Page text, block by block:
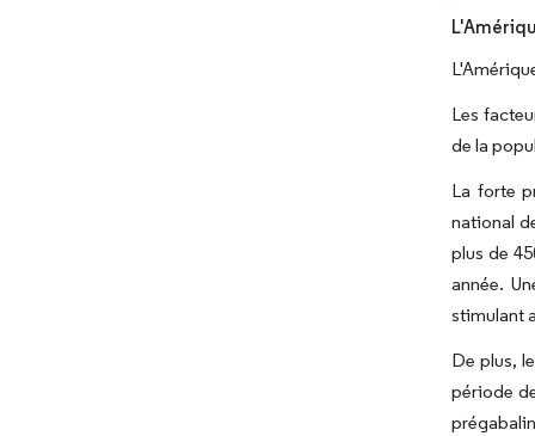
Les
de la
La forte
national
plus de
année.
stimulant
De plus,
période